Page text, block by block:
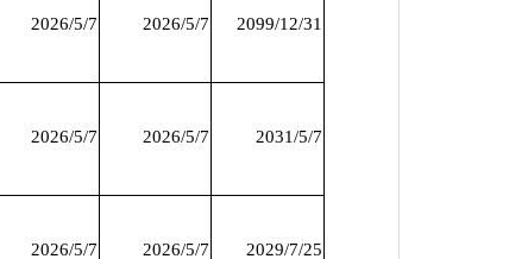
2026/5/7 2026/5/7 2099/12/31
2026/5/7 2026/5/7 2031/5/7
2026/5/7 2026/5/7 2029/7/25